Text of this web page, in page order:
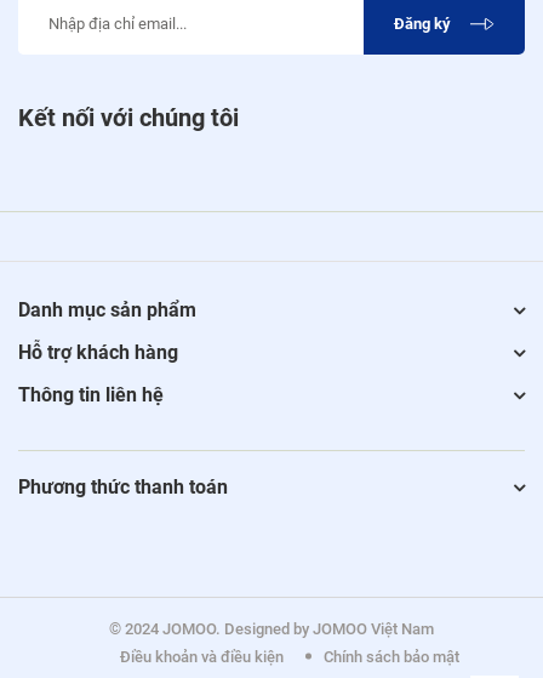
Đăng ký
Kết nối với chúng tôi
Danh mục sản phẩm
Hỗ trợ khách hàng
Thông tin liên hệ
Phương thức thanh toán
© 2024 JOMOO. Designed by JOMOO Việt Nam
Điều khoản và điều kiện
Chính sách bảo mật